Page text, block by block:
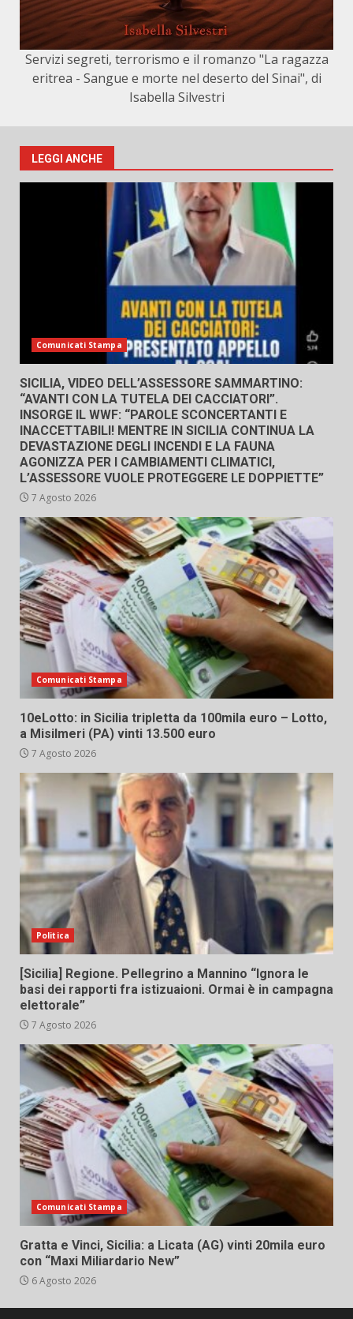
Servizi segreti, terrorismo e il romanzo "La ragazza
eritrea - Sangue e morte nel deserto del Sinai", di
Isabella Silvestri
LEGGI ANCHE
Comunicati Stampa
SICILIA, VIDEO DELL’ASSESSORE SAMMARTINO:
“AVANTI CON LA TUTELA DEI CACCIATORI”.
INSORGE IL WWF: “PAROLE SCONCERTANTI E
INACCETTABILI! MENTRE IN SICILIA CONTINUA LA
DEVASTAZIONE DEGLI INCENDI E LA FAUNA
AGONIZZA PER I CAMBIAMENTI CLIMATICI,
L’ASSESSORE VUOLE PROTEGGERE LE DOPPIETTE”
7 Agosto 2026
Comunicati Stampa
10eLotto: in Sicilia tripletta da 100mila euro – Lotto,
a Misilmeri (PA) vinti 13.500 euro
7 Agosto 2026
Politica
[Sicilia] Regione. Pellegrino a Mannino “Ignora le
basi dei rapporti fra istizuaioni. Ormai è in campagna
elettorale”
7 Agosto 2026
Comunicati Stampa
Gratta e Vinci, Sicilia: a Licata (AG) vinti 20mila euro
con “Maxi Miliardario New”
6 Agosto 2026